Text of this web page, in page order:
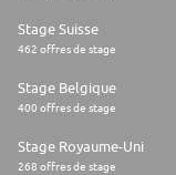
Stage Suisse
462 offres de stage
Stage Belgique
400 offres de stage
Stage Royaume-Uni
268 offres de stage